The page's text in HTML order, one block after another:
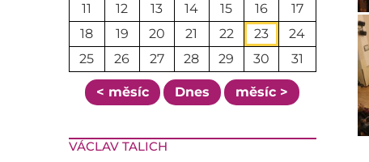
11
12 13 14 15 16
17
18
19 20 21 22 23
24
25
26 27 28 29 30 31
< měsíc Dnes měsíc >
VÁCLAV TALICH